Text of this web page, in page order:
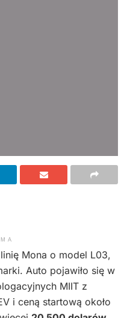
Mona o model L03,
Auto pojawiło się w
MIIT z
i ceną startową około